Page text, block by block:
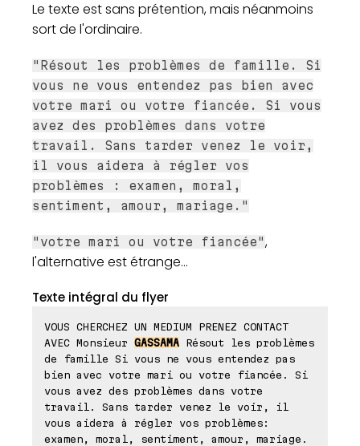
Le texte est sans prétention, mais néanmoins
sort de l'ordinaire.
"Résout les problèmes de famille. Si
vous ne vous entendez pas bien avec
votre mari ou votre fiancée. Si vous
avez des problèmes dans votre
travail. Sans tarder venez le voir,
il vous aidera à régler vos
problèmes : examen, moral,
sentiment, amour, mariage."
"votre mari ou votre fiancée",
l'alternative est étrange...
Texte intégral du flyer
VOUS CHERCHEZ UN MEDIUM PRENEZ CONTACT
AVEC Monsieur GASSAMA Résout les problèmes
de famille Si vous ne vous entendez pas
bien avec votre mari ou votre fiancée. Si
vous avez des problèmes dans votre
travail. Sans tarder venez le voir, il
vous aidera à régler vos problèmes:
examen, moral, sentiment, amour, mariage.